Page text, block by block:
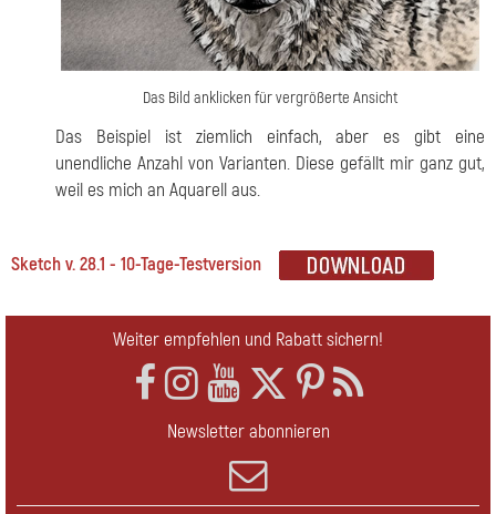
Das Bild anklicken für vergrößerte Ansicht
Das Beispiel ist ziemlich einfach, aber es gibt eine
unendliche Anzahl von Varianten. Diese gefällt mir ganz gut,
weil es mich an Aquarell aus.
Sketch v. 28.1 - 10-Tage-Testversion
Weiter empfehlen und Rabatt sichern!
Newsletter abonnieren